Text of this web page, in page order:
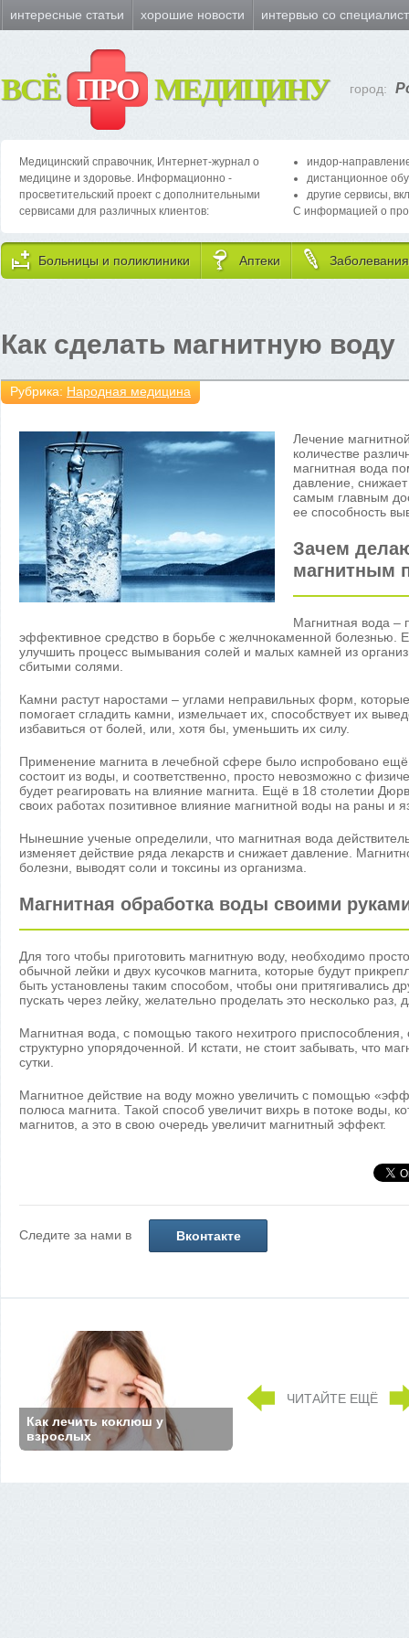
интересные статьи хорошие новости интервью со
ВСЁ ПРО МЕДИЦИНУ город:
Медицинский справочник, Интернет-журнал о
медицине и здоровье. Информационно -
просветительский проект с дополнительными
сервисами для различных клиентов:
индор-
дистанционное
другие сервисы,
С информацией о
Больницы и поликлиники Аптеки Заболевания
Как сделать магнитную воду
Рубрика: Народная медицина
Лечение
количестве
магнитная вода
давление,
самым главным
ее способность
Зачем
магнитным
Магнитная вода –
эффективное средство в борьбе с желчнокаменной болезнью.
улучшить процесс вымывания солей и малых камней из
сбитыми солями.
Камни растут наростами – углами неправильных форм,
помогает сгладить камни, измельчает их, способствует их
избавиться от болей, или, хотя бы, уменьшить их силу.
Применение магнита в лечебной сфере было испробовано
состоит из воды, и соответственно, просто невозможно с
будет реагировать на влияние магнита. Ещё в 18 столетии
своих работах позитивное влияние магнитной воды на раны и
Нынешние ученые определили, что магнитная вода
изменяет действие ряда лекарств и снижает давление.
болезни, выводят соли и токсины из организма.
Магнитная обработка воды своими
Для того чтобы приготовить магнитную воду, необходимо
обычной лейки и двух кусочков магнита, которые будут
быть установлены таким способом, чтобы они притягивались
пускать через лейку, желательно проделать это несколько
Магнитная вода, с помощью такого нехитрого приспособления,
структурно упорядоченной. И кстати, не стоит забывать, что
сутки.
Магнитное действие на воду можно увеличить с помощью
полюса магнита. Такой способ увеличит вихрь в потоке воды,
магнитов, а это в свою очередь увеличит магнитный эффект.
Следите за нами в Вконтакте
Как лечить коклюш у
взрослых
ЧИТАЙТЕ ЕЩЁ